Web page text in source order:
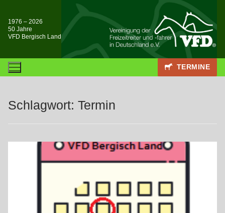
Inhalt
springen
1976 – 2026
50 Jahre
VFD Bergisch Land
TERMINE
Schlagwort: Termin